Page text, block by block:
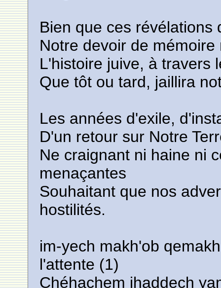
Bien que ces révélations
Notre devoir de
L'histoire juive, à travers
Que tôt ou tard, jaillira
Les années d'exile,
D'un retour sur Notre
Ne craignant ni haine ni
menaçantes
Souhaitant que nos
hostilités.
im-yech makh'ob
l'attente (1)
Chéhachem ihaddech